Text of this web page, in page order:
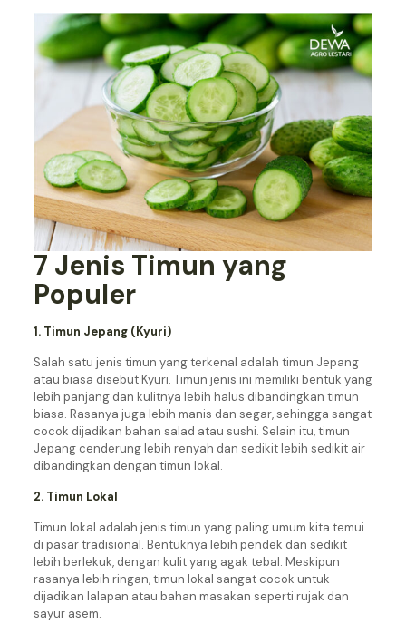
7 Jenis Timun yang
Populer
1. Timun Jepang (Kyuri)
Salah satu jenis timun yang terkenal adalah timun Jepang
atau biasa disebut Kyuri. Timun jenis ini memiliki bentuk yang
lebih panjang dan kulitnya lebih halus dibandingkan timun
biasa. Rasanya juga lebih manis dan segar, sehingga sangat
cocok dijadikan bahan salad atau sushi. Selain itu, timun
Jepang cenderung lebih renyah dan sedikit lebih sedikit air
dibandingkan dengan timun lokal.
2. Timun Lokal
Timun lokal adalah jenis timun yang paling umum kita temui
di pasar tradisional. Bentuknya lebih pendek dan sedikit
lebih berlekuk, dengan kulit yang agak tebal. Meskipun
rasanya lebih ringan, timun lokal sangat cocok untuk
dijadikan lalapan atau bahan masakan seperti rujak dan
sayur asem.